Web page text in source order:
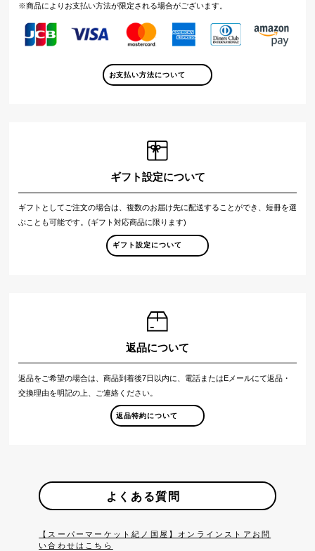
※商品によりお支払い方法が限定される場合がございます。
お支払い方法について
ギフト設定について
ギフトとしてご注文の場合は、複数のお届け先に配送することができ、短冊を選
ぶことも可能です。(ギフト対応商品に限ります)
ギフト設定について
返品について
返品をご希望の場合は、商品到着後7日以内に、電話またはEメールにて返品・
交換理由を明記の上、ご連絡ください。
返品特約について
よくある質問
【スーパーマーケット紀ノ国屋】オンラインストアお問
い合わせはこちら